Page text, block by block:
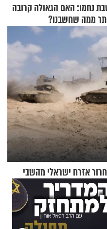
נחמו: האם הגאולה קרובה
ממה שחשבנו?
אזרח ישראלי מהשבי